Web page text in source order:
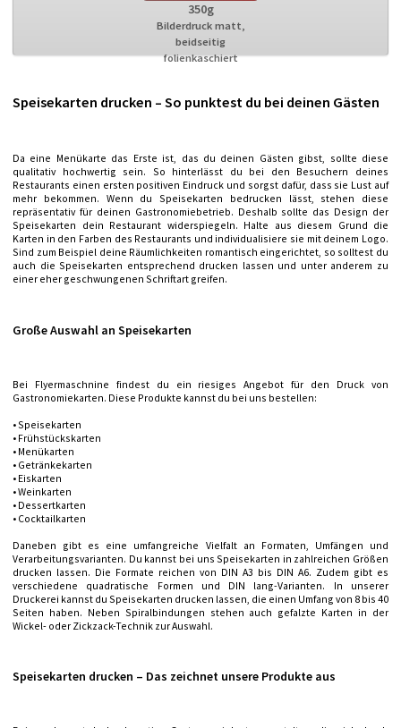
350g
Bilderdruck matt,
beidseitig
folienkaschiert
Speisekarten drucken – So punktest du bei deinen Gästen
Da eine Menükarte das Erste ist, das du deinen Gästen gibst, sollte diese
qualitativ hochwertig sein. So hinterlässt du bei den Besuchern deines
Restaurants einen ersten positiven Eindruck und sorgst dafür, dass sie Lust auf
mehr bekommen. Wenn du Speisekarten bedrucken lässt, stehen diese
repräsentativ für deinen Gastronomiebetrieb. Deshalb sollte das Design der
Speisekarten dein Restaurant widerspiegeln. Halte aus diesem Grund die
Karten in den Farben des Restaurants und individualisiere sie mit deinem Logo.
Sind zum Beispiel deine Räumlichkeiten romantisch eingerichtet, so solltest du
auch die Speisekarten entsprechend drucken lassen und unter anderem zu
einer eher geschwungenen Schriftart greifen.
Große Auswahl an Speisekarten
Bei Flyermaschnine findest du ein riesiges Angebot für den Druck von
Gastronomiekarten. Diese Produkte kannst du bei uns bestellen:
• Speisekarten
• Frühstückskarten
• Menükarten
• Getränkekarten
• Eiskarten
• Weinkarten
• Dessertkarten
• Cocktailkarten
Daneben gibt es eine umfangreiche Vielfalt an Formaten, Umfängen und
Verarbeitungsvarianten. Du kannst bei uns Speisekarten in zahlreichen Größen
drucken lassen. Die Formate reichen von DIN A3 bis DIN A6. Zudem gibt es
verschiedene quadratische Formen und DIN lang-Varianten. In unserer
Druckerei kannst du Speisekarten drucken lassen, die einen Umfang von 8 bis 40
Seiten haben. Neben Spiralbindungen stehen auch gefalzte Karten in der
Wickel- oder Zickzack-Technik zur Auswahl.
Speisekarten drucken – Das zeichnet unsere Produkte aus